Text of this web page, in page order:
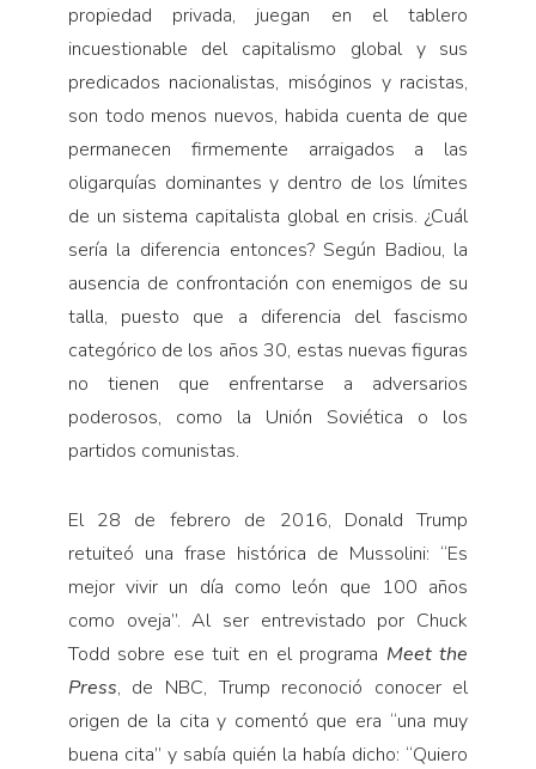
propiedad privada, juegan en el tablero
incuestionable del capitalismo global y sus
predicados nacionalistas, misóginos y racistas,
son todo menos nuevos, habida cuenta de que
permanecen firmemente arraigados a las
oligarquías dominantes y dentro de los límites
de un sistema capitalista global en crisis. ¿Cuál
sería la diferencia entonces? Según Badiou, la
ausencia de confrontación con enemigos de su
talla, puesto que a diferencia del fascismo
categórico de los años 30, estas nuevas figuras
no tienen que enfrentarse a adversarios
poderosos, como la Unión Soviética o los
partidos comunistas.
El 28 de febrero de 2016, Donald Trump
retuiteó una frase histórica de Mussolini: “Es
mejor vivir un día como león que 100 años
como oveja”. Al ser entrevistado por Chuck
Todd sobre ese tuit en el programa Meet the
Press, de NBC, Trump reconoció conocer el
origen de la cita y comentó que era “una muy
buena cita” y sabía quién la había dicho: “Quiero